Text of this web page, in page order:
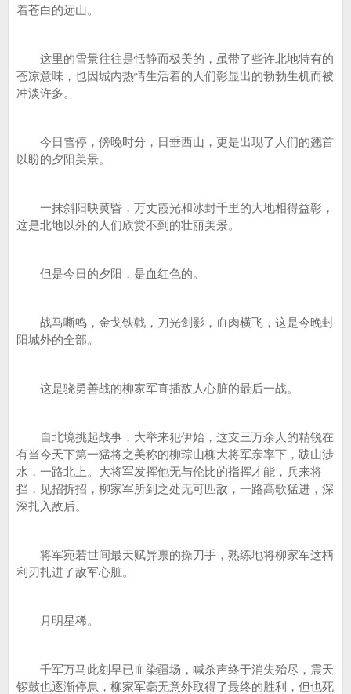
着苍白的远山。
这里的雪景往往是恬静而极美的，虽带了些许北地特有的
苍凉意味，也因城内热情生活着的人们彰显出的勃勃生机而被
冲淡许多。
今日雪停，傍晚时分，日垂西山，更是出现了人们的翘首
以盼的夕阳美景。
一抹斜阳映黄昏，万丈霞光和冰封千里的大地相得益彰，
这是北地以外的人们欣赏不到的壮丽美景。
但是今日的夕阳，是血红色的。
战马嘶鸣，金戈铁戟，刀光剑影，血肉横飞，这是今晚封
阳城外的全部。
这是骁勇善战的柳家军直插敌人心脏的最后一战。
自北境挑起战事，大举来犯伊始，这支三万余人的精锐在
有当今天下第一猛将之美称的柳琮山柳大将军亲率下，跋山涉
水，一路北上。大将军发挥他无与伦比的指挥才能，兵来将
挡，见招拆招，柳家军所到之处无可匹敌，一路高歌猛进，深
深扎入敌后。
将军宛若世间最天赋异禀的操刀手，熟练地将柳家军这柄
利刃扎进了敌军心脏。
月明星稀。
千军万马此刻早已血染疆场，喊杀声终于消失殆尽，震天
锣鼓也逐渐停息，柳家军毫无意外取得了最终的胜利，但也死